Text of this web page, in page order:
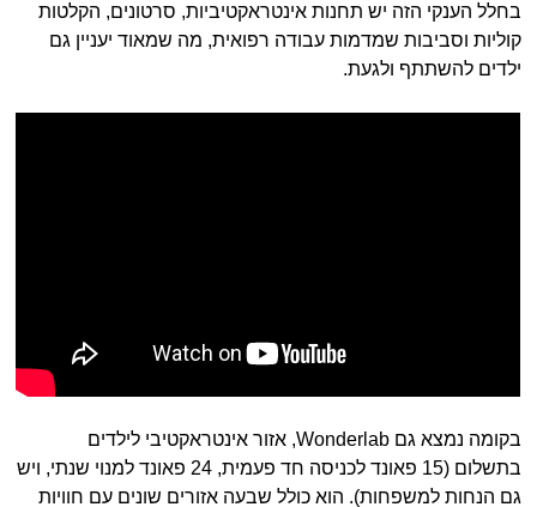
בחלל הענקי הזה יש תחנות אינטראקטיביות, סרטונים, הקלטות
קוליות וסביבות שמדמות עבודה רפואית, מה שמאוד יעניין גם
ילדים להשתתף ולגעת.
בקומה נמצא גם Wonderlab, אזור אינטראקטיבי לילדים
בתשלום (15 פאונד לכניסה חד פעמית, 24 פאונד למנוי שנתי, ויש
גם הנחות למשפחות). הוא כולל שבעה אזורים שונים עם חוויות